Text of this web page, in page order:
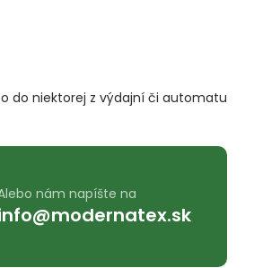
do niektorej z výdajní či automatu
nám napíšte na